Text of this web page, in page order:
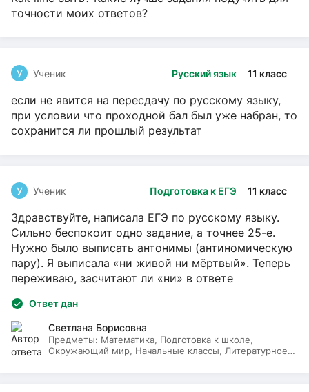
точности моих ответов?
Русский язык 11 класс
У Ученик
если не явится на пересдачу по русскому языку,
при условии что проходной бал был уже набран, то
сохранится ли прошлый результат
Подготовка к ЕГЭ 11 класс
У Ученик
Здравствуйте, написала ЕГЭ по русскому языку.
Сильно беспокоит одно задание, а точнее 25-е.
Нужно было выписать антонимы (антиномическую
пару). Я выписала «ни живой ни мёртвый». Теперь
переживаю, засчитают ли «ни» в ответе
Ответ дан
Светлана Борисовна
Предметы: Математика, Подготовка к школе,
Окружающий мир, Начальные классы, Литературное